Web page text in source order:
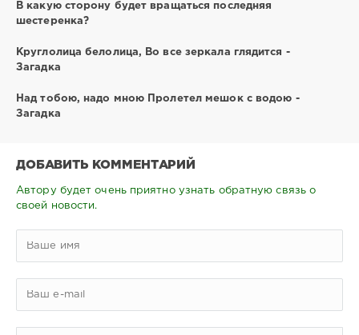
В какую сторону будет вращаться последняя
шестеренка?
Круглолица белолица, Во все зеркала глядится -
Загадка
Над тобою, надо мною Пролетел мешок с водою -
Загадка
ДОБАВИТЬ КОММЕНТАРИЙ
Автору будет очень приятно узнать обратную связь о
своей новости.